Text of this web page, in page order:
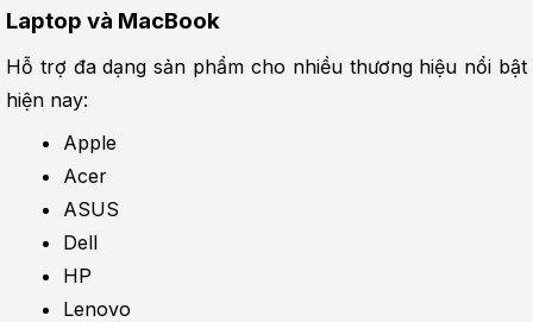
Laptop và MacBook
Hỗ trợ đa dạng sản phẩm cho nhiều thương hiệu nổi bật
hiện nay:
Apple
Acer
ASUS
Dell
HP
Lenovo